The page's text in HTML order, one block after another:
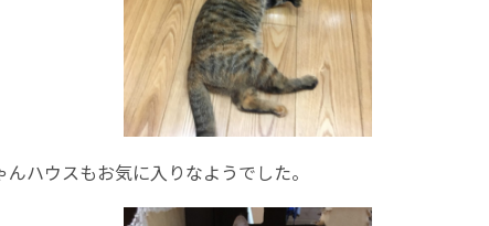
ハウスもお気に入りなようでした。